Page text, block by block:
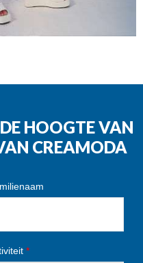
HOOGTE VAN
CREAMODA
*